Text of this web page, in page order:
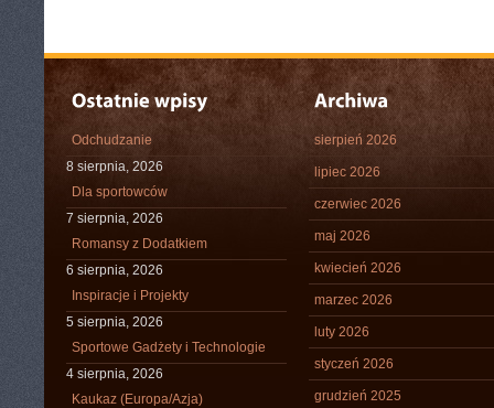
Odchudzanie
8 sierpnia, 2026
Dla sportowców
7 sierpnia, 2026
Romansy z Dodatkiem
6 sierpnia, 2026
Inspiracje i Projekty
5 sierpnia, 2026
Sportowe Gadżety i Technologie
4 sierpnia, 2026
Kaukaz (Europa/Azja)
sierpień 2026
lipiec 2026
czerwiec 2026
maj 2026
kwiecień 2026
marzec 2026
luty 2026
styczeń 2026
grudzień 2025